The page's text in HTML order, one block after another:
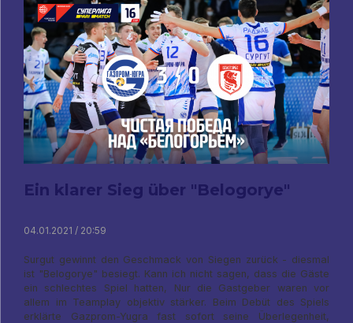
Ein klarer Sieg über "Belogorye"
04.01.2021 / 20:59
Surgut gewinnt den Geschmack von Siegen zurück - diesmal
ist "Belogorye" besiegt. Kann ich nicht sagen, dass die Gäste
ein schlechtes Spiel hatten, Nur die Gastgeber waren vor
allem im Teamplay objektiv stärker. Beim Debüt des Spiels
erklärte Gazprom-Yugra fast sofort seine Überlegenheit,